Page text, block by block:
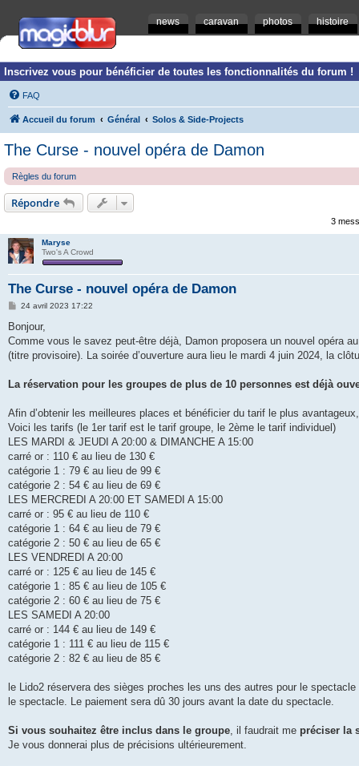
news caravan photos histoire
Inscrivez vous pour bénéficier de toutes les fonctionnalités du forum !
FAQ
Accueil du forum Général Solos & Side-Projects
The Curse - nouvel opéra de Damon
Règles du forum
Répondre
3
Maryse
Two's A Crowd
The Curse - nouvel opéra de Damon
M
s
a
g
24 avril 2023 17:22
Bonjour,
Comme vous le savez peut-être déjà, Damon proposera un nouvel opéra
(titre provisoire). La soirée d’ouverture aura lieu le mardi 4 juin 2024, la
La réservation pour les groupes de plus de 10 personnes est déjà
Afin d’obtenir les meilleures places et bénéficier du tarif le plus
Voici les tarifs (le 1er tarif est le tarif groupe, le 2ème le tarif individuel)
LES MARDI & JEUDI A 20:00 & DIMANCHE A 15:00
carré or : 110 € au lieu de 130 €
catégorie 1 : 79 € au lieu de 99 €
catégorie 2 : 54 € au lieu de 69 €
LES MERCREDI A 20:00 ET SAMEDI A 15:00
carré or : 95 € au lieu de 110 €
catégorie 1 : 64 € au lieu de 79 €
catégorie 2 : 50 € au lieu de 65 €
LES VENDREDI A 20:00
carré or : 125 € au lieu de 145 €
catégorie 1 : 85 € au lieu de 105 €
catégorie 2 : 60 € au lieu de 75 €
LES SAMEDI A 20:00
carré or : 144 € au lieu de 149 €
catégorie 1 : 111 € au lieu de 115 €
catégorie 2 : 82 € au lieu de 85 €
le Lido2 réservera des sièges proches les uns des autres pour le
le spectacle. Le paiement sera dû 30 jours avant la date du spectacle.
Si vous souhaitez être inclus dans le groupe, il faudrait me préciser la
Je vous donnerai plus de précisions ultérieurement.